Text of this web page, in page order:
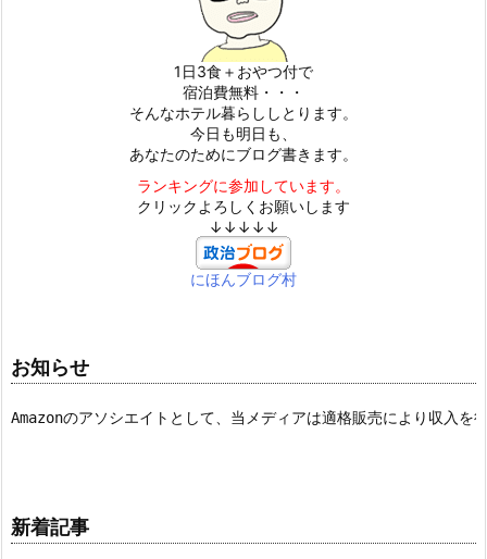
1日3食＋おやつ付で
宿泊費無料・・・
そんなホテル暮らししとります。
今日も明日も、
あなたのためにブログ書きます。
ランキングに参加しています。
クリックよろしくお願いします
↓↓↓↓↓
にほんブログ村
お知らせ
Amazonのアソシエイトとして、当メディアは適格販売により収入を
新着記事